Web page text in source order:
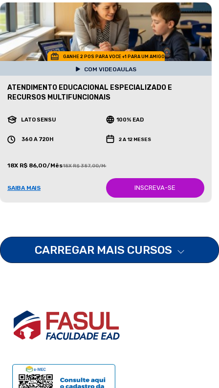
GANHE 2 POS PARA VOCE +1 PARA UM AMIGO
COM VIDEOAULAS
ATENDIMENTO EDUCACIONAL ESPECIALIZADO E
RECURSOS MULTIFUNCIONAIS
LATO SENSU 100% EAD
360 A 720H 2 A 12 MESES
18X R$ 86,00/Mês18X R$ 387,00/Mês
SAIBA MAIS INSCREVA-SE
CARREGAR MAIS CURSOS